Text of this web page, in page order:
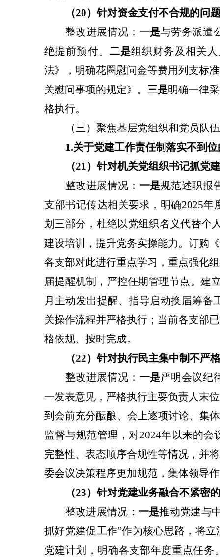
（20）针对资金支付不合规的问题
整改进展情况： 一是与劳务派遣
绝提前预付。 二是组织财务及相关
法》，明确花圈慰问金等费用列支标
关慰问事项的规定》。 三是明确一律
格执行。
（三）聚焦基层党组织和党员队
1.关于党建工作责任制落实不到位
（21）针对机关党组织书记抓党
整改进展情况： 一是规范述职报
支部书记传达相关要求，明确2025
划三部分，杜绝以党组织名义代替个
建设培训，提升党务实操能力。订购
各支部对此进行重点学习，重点强化
届提醒机制，严控任期管理节点。建
月主动发出提醒、指导启动换届筹备
关操作流程并严格执行；当前各支部
格依规、按时完成。
（22）针对执行民主集中制不严格
整改进展情况： 一是严明会议纪
一发表意见，严格执行主要负责人末
到会前充分酝酿、会上逐项讨论、集
监督与规范管理，对2024年以来的
完整性、表态顺序合规性等情况，并
委会议决策程序更加规范，集体领导
（23）针对党建业务融合不紧密
整改进展情况： 一是推动党建与
抓好党建促工作”作为核心思路，将
党建计划，明确各支部年度重点任务